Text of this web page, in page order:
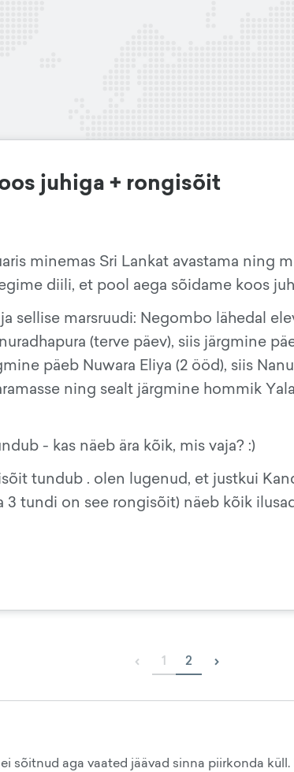
juhiga + rongisõit
minemas Sri Lankat avastama ning
diili, et pool aega sõidame koos
sellise marsruudi: Negombo lähedal
(terve päev), siis järgmine
päeb Nuwara Eliya (2 ööd), siis
ning sealt järgmine hommik
- kas näeb ära kõik, mis vaja? :)
tundub . olen lugenud, et justkui
3 tundi on see rongisõit) näeb kõik
‹ 1 2 ›
sõitnud aga vaated jäävad sinna piirkonda